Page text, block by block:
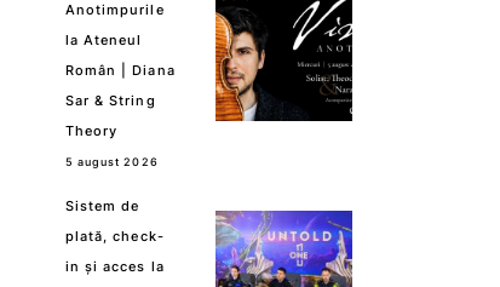
Anotimpurile
la Ateneul
Român | Diana
Sar & String
Theory
5 august 2026
Sistem de
plată, check-
in și acces la